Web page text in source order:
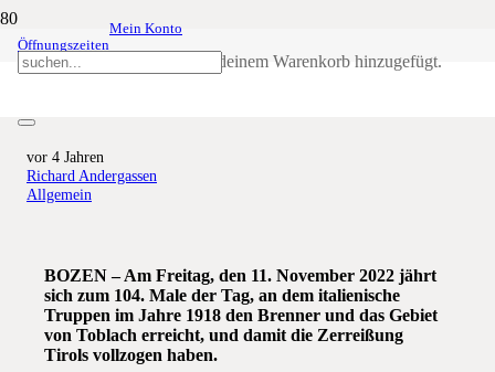
Öffnungszeiten
Mein Konto
wurde deinem Warenkorb hinzugefügt.
11. November: Das Land Tirol in
vor 4 Jahren
Richard Andergassen
Allgemein
BOZEN – Am Freitag, den 11. November 2022 jährt
sich zum 104. Male der Tag, an dem italienische
Truppen im Jahre 1918 den Brenner und das Gebiet
von Toblach erreicht, und damit die Zerreißung
Tirols vollzogen haben.